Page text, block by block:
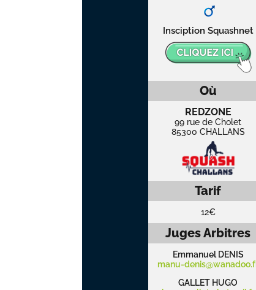
Insciption Squashnet
Où
REDZONE
99 rue de Cholet
85300 CHALLANS
Tarif
12€
Juges Arbitres
Emmanuel DENIS
manu-
GALLET HUGO